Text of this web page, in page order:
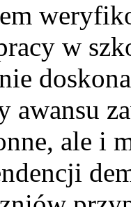
w
awansu
ale i